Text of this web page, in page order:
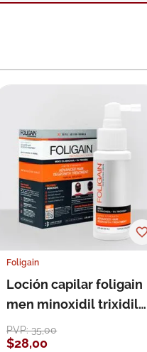
Foligain
Loción capilar foligain
men minoxidil trixidil
loción 59 ml
PVP:35,00
$28,00